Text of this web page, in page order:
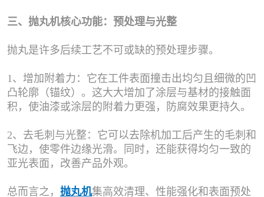
三、抛丸机核心功能：预处理与光整
抛丸是许多后续工艺不可或缺的预处理步骤。
1、增加附着力：它在工件表面撞击出均匀且细微的凹
凸轮廓（锚纹）。这大大增加了涂层与基材的接触面
积，使油漆或涂层的附着力更强，防腐效果更持久。
2、去毛刺与光整：它可以去除机加工后产生的毛刺和
飞边，使零件边缘光滑。同时，还能获得均匀一致的
亚光表面，改善产品外观。
总而言之， 抛丸机集高效清理、性能强化和表面预处